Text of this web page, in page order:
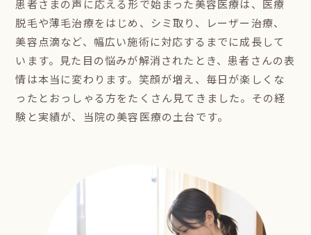
患者さまの声に応える形で始まった美容医療は、医療
脱毛や薄毛治療をはじめ、シミ取り、レーザー治療、
美容点滴など、幅広い施術に対応するまでに成長して
います。見た目の悩みが解消されたとき、患者さんの表
情は本当に変わります。笑顔が増え、毎日が楽しくな
ったとおっしゃる方をたくさん見てきました。その経
験と実績が、当院の美容医療の土台です。